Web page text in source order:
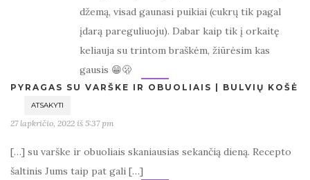
džemą, visad gaunasi puikiai (cukrų tik pagal
įdarą pareguliuoju). Dabar kaip tik į orkaitę
keliauja su trintom braškėm, žiūrėsim kas
gausis 😁🫢
PYRAGAS SU VARŠKE IR OBUOLIAIS | BULVIŲ KOŠĖ
ATSAKYTI
27 lapkričio, 2022 iš 5:37 pm
[…] su varške ir obuoliais skaniausias sekančią dieną. Recepto
šaltinis Jums taip pat gali […]